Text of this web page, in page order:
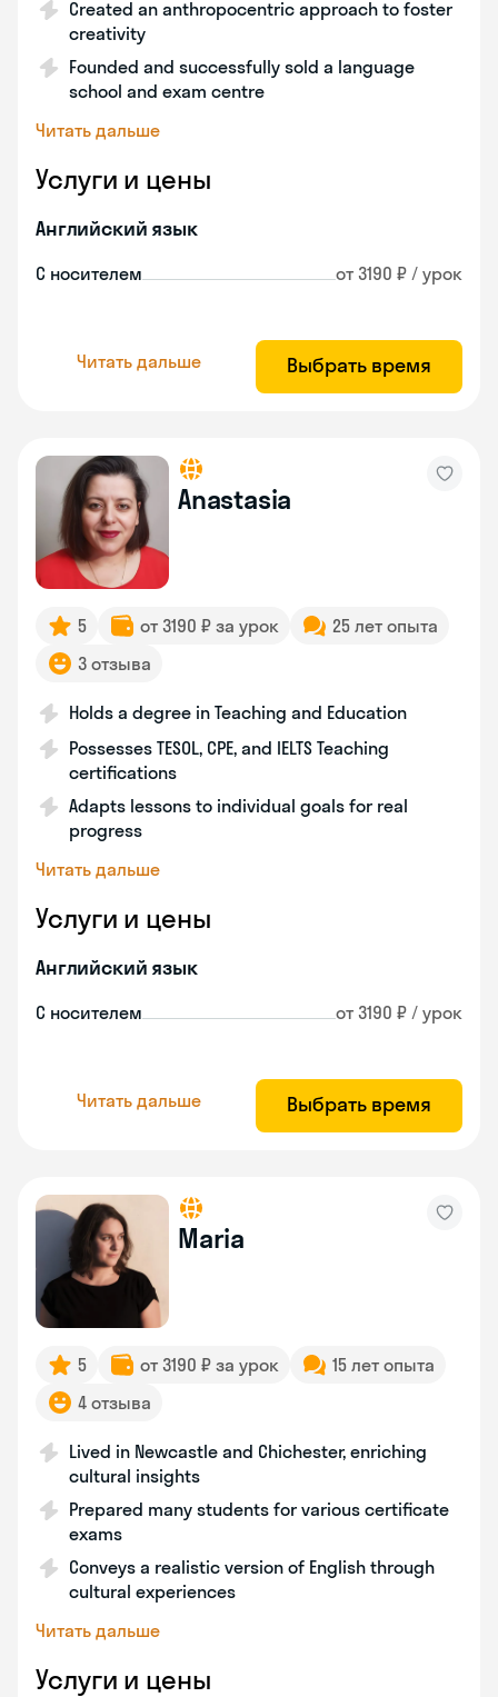
Created an anthropocentric approach to foster
creativity
Founded and successfully sold a language
school and exam centre
Читать дальше
Услуги и цены
Английский язык
С носителем от 3190 ₽ / урок
Читать дальше Выбрать время
Anastasia
5 от 3190 ₽ за урок
25 лет опыта
3 отзыва
Holds a degree in Teaching and Education
Possesses TESOL, CPE, and IELTS Teaching
certifications
Adapts lessons to individual goals for real
progress
Читать дальше
Услуги и цены
Английский язык
С носителем от 3190 ₽ / урок
Читать дальше Выбрать время
Maria
5 от 3190 ₽ за урок
15 лет опыта
4 отзыва
Lived in Newcastle and Chichester, enriching
cultural insights
Prepared many students for various certificate
exams
Conveys a realistic version of English through
cultural experiences
Читать дальше
Услуги и цены